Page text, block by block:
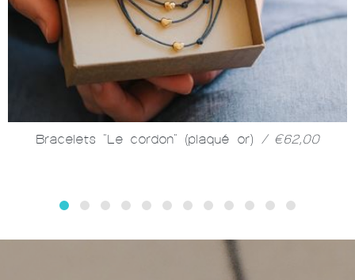
Bracelets "Le cordon" (plaqué or) / €62,00